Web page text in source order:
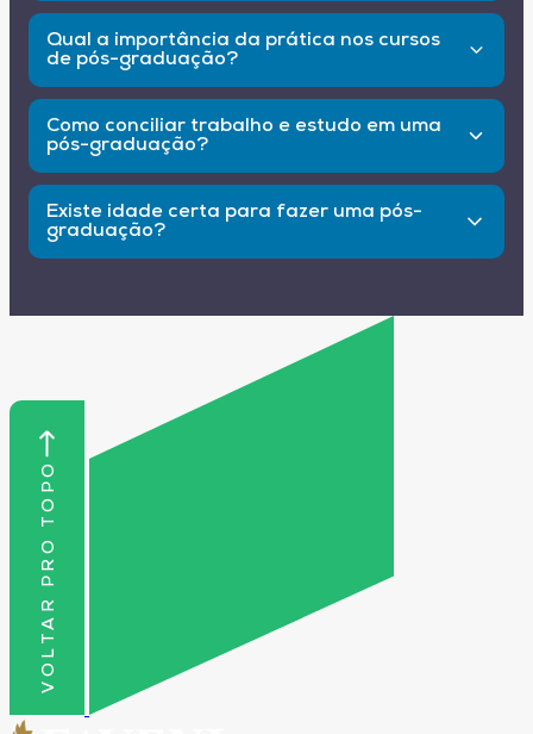
Sim, desde que seja reconhecida pelo MEC e de
boa qualidade. As empresas cada vez mais
entendem as vantagens do ensino on-line,
valorizando profissionais que demonstram foco
e disciplina para concluir um curso a distância.
Qual a importância da prática nos cursos
de pós-graduação?
Fundamental. Projetos aplicados, estudos de
caso e simulações trazem vivência do mercado
e ajudam o aluno a relacionar teoria e prática.
Profissionais capazes de traduzir conhecimento
em soluções têm maior empregabilidade.
Como conciliar trabalho e estudo em uma
pós-graduação?
O principal é ter um planejamento de horários e
metas semanais de estudo. A comunicação com
gestores ou familiares também é essencial para
organizar compromissos e reduzir conflitos de
agenda.
Existe idade certa para fazer uma pós-
graduação?
buscar novas oportunidades. O mercado
valoriza a competência, independentemente da
VOLTAR PRO TOPO